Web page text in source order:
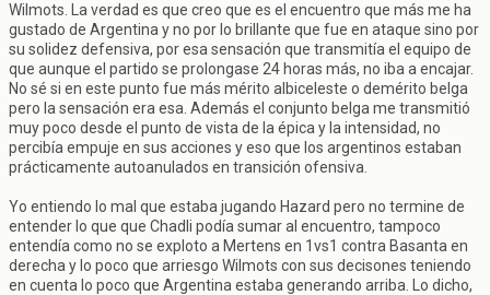
Wilmots. La verdad es que creo que es el encuentro que más me ha
gustado de Argentina y no por lo brillante que fue en ataque sino por
su solidez defensiva, por esa sensación que transmitía el equipo de
que aunque el partido se prolongase 24 horas más, no iba a encajar.
No sé si en este punto fue más mérito albiceleste o demérito belga
pero la sensación era esa. Además el conjunto belga me transmitió
muy poco desde el punto de vista de la épica y la intensidad, no
percibía empuje en sus acciones y eso que los argentinos estaban
prácticamente autoanulados en transición ofensiva.
Yo entiendo lo mal que estaba jugando Hazard pero no termine de
entender lo que que Chadli podía sumar al encuentro, tampoco
entendía como no se exploto a Mertens en 1vs1 contra Basanta en
derecha y lo poco que arriesgo Wilmots con sus decisones teniendo
en cuenta lo poco que Argentina estaba generando arriba. Lo dicho,